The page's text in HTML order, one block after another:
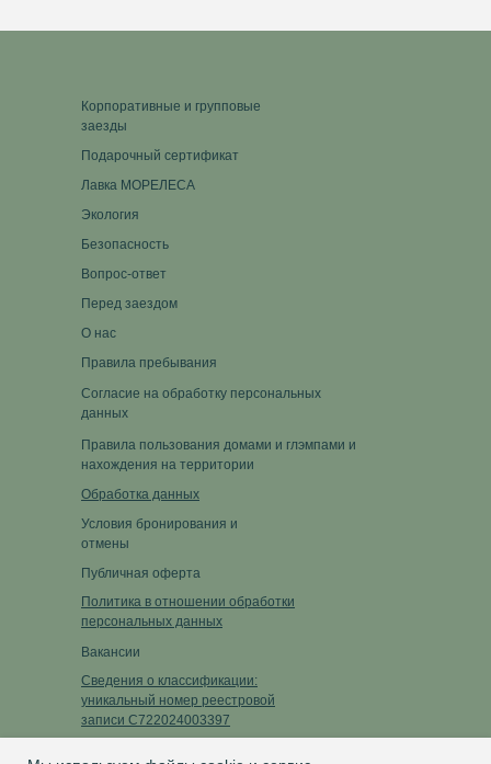
Корпоративные и групповые
заезды
Публичная оферта
Условия бронирования и
отмены
Перед заездом
Лавка МОРЕЛЕСА
Подарочный сертификат
Обработка данных
Политика в отношении обработки
персональных данных
Сведения о классификации:
уникальный номер реестровой
записи С722024003397
Правила пребывания
Согласие на обработку персональных
данных
Правила пользования домами и глэмпами и
нахождения на территории
Безопасность
Экология
О нас
Вакансии
Вопрос-ответ